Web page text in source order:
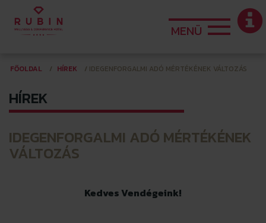
MENÜ
FŐOLDAL HÍREK IDEGENFORGALMI ADÓ MÉRTÉKÉNEK VÁLTOZÁS
HÍREK
IDEGENFORGALMI ADÓ MÉRTÉKÉNEK
VÁLTOZÁS
Kedves Vendégeink!